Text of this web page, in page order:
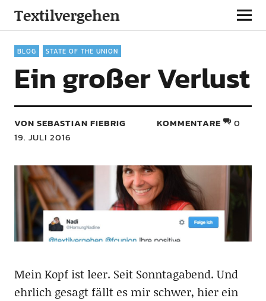
Textilvergehen
BLOG STATE OF THE UNION
Ein großer Verlust
VON SEBASTIAN FIEBRIG
19. JULI 2016
KOMMENTARE 0
Mein Kopf ist leer. Seit Sonntagabend. Und
ehrlich gesagt fällt es mir schwer, hier ein